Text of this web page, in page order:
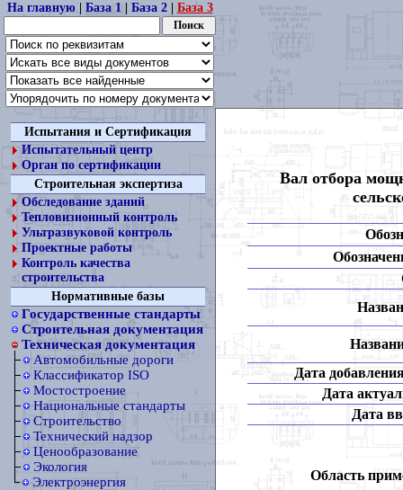
На главную| База 1| База 2| База 3
Испытания и Сертификация
Испытательный центр
Орган по сертификации
Строительная экспертиза
Обследование зданий
Тепловизионный контроль
Ультразвуковой контроль
Проектные работы
Контроль качества
строительства
Нормативные базы
Государственные стандарты
Строительная документация
Техническая документация
Автомобильные дороги
Классификатор ISO
Мостостроение
Национальные стандарты
Строительство
Технический надзор
Ценообразование
Экология
Электроэнергия
Вал отбора
Дата
Дата
Дата
Область